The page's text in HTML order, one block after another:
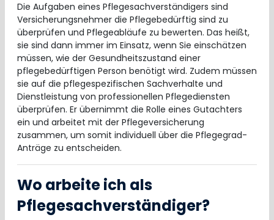
Die Aufgaben eines Pflegesachverständigers sind
Versicherungsnehmer die Pflegebedürftig sind zu
überprüfen und Pflegeabläufe zu bewerten. Das heißt,
sie sind dann immer im Einsatz, wenn Sie einschätzen
müssen, wie der Gesundheitszustand einer
pflegebedürftigen Person benötigt wird. Zudem müssen
sie auf die pflegespezifischen Sachverhalte und
Dienstleistung von professionellen Pflegediensten
überprüfen. Er übernimmt die Rolle eines Gutachters
ein und arbeitet mit der Pflegeversicherung
zusammen, um somit individuell über die Pflegegrad-
Anträge zu entscheiden.
Wo arbeite ich als
Pflegesachverständiger?